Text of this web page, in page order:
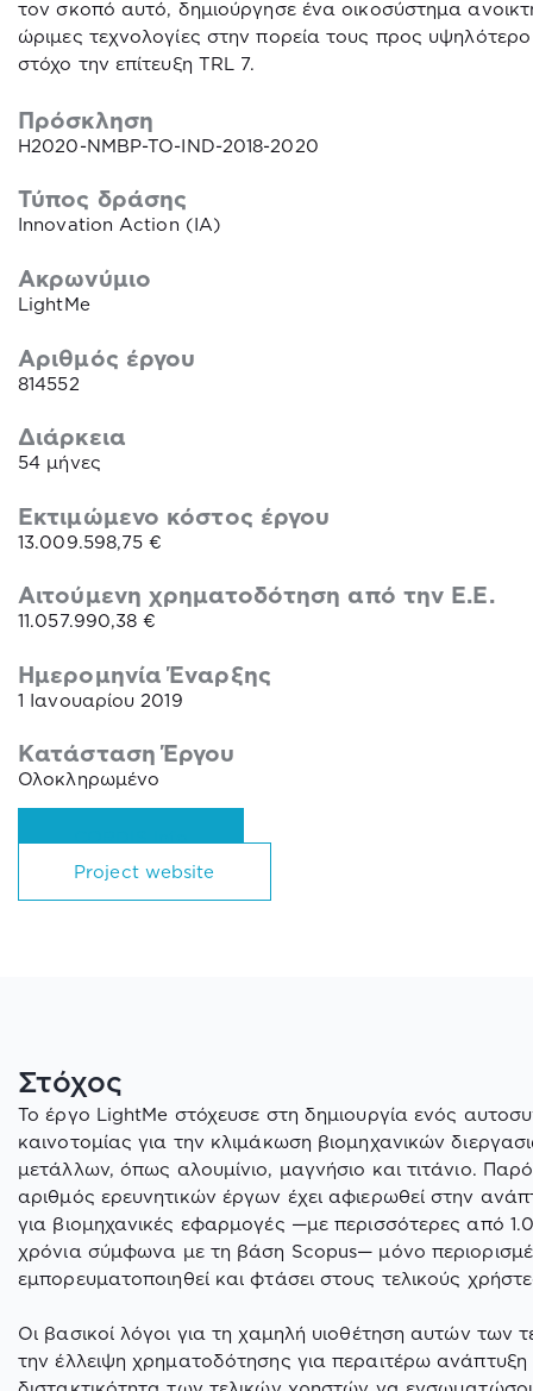
τον σκοπό αυτό, δημιούργησε ένα οικοσύστημα
ώριμες τεχνολογίες στην πορεία τους προς
στόχο την επίτευξη TRL 7.
Πρόσκληση
H2020-NMBP-TO-IND-2018-2020
Τύπος δράσης
Innovation Action (IA)
Ακρωνύμιο
LightMe
Αριθμός έργου
814552
Διάρκεια
54 μήνες
Εκτιμώμενο κόστος έργου
13.009.598,75 €
Αιτούμενη χρηματοδότηση από την Ε.Ε.
11.057.990,38 €
Ημερομηνία Έναρξης
1 Ιανουαρίου 2019
Κατάσταση Έργου
Ολοκληρωμένο
Project website
Στόχος
Το έργο LightMe στόχευσε στη δημιουργία ενός
καινοτομίας για την κλιμάκωση βιομηχανικών
μετάλλων, όπως αλουμίνιο, μαγνήσιο και τιτάνιο.
αριθμός ερευνητικών έργων έχει αφιερωθεί στην
για βιομηχανικές εφαρμογές —με περισσότερες από
χρόνια σύμφωνα με τη βάση Scopus— μόνο
εμπορευματοποιηθεί και φτάσει στους τελικούς
Οι βασικοί λόγοι για τη χαμηλή υιοθέτηση αυτών
την έλλειψη χρηματοδότησης για περαιτέρω